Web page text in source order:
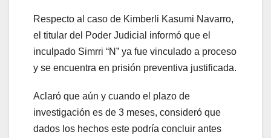
Respecto al caso de Kimberli Kasumi Navarro,
el titular del Poder Judicial informó que el
inculpado Simrri “N” ya fue vinculado a proceso
y se encuentra en prisión preventiva justificada.
Aclaró que aún y cuando el plazo de
investigación es de 3 meses, consideró que
dados los hechos este podría concluir antes